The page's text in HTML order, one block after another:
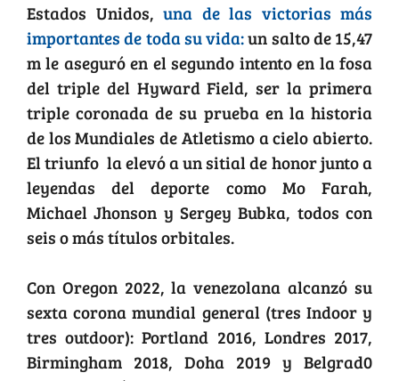
Estados Unidos, una de las victorias más
importantes de toda su vida:un salto de 15,47
m le aseguró en el segundo intento en la fosa
del triple del Hyward Field, ser la primera
triple coronada de su prueba en la historia
de los Mundiales de Atletismo a cielo abierto.
El triunfo la elevó a un sitial de honor junto a
leyendas del deporte como Mo Farah,
Michael Jhonson y Sergey Bubka, todos con
seis o más títulos orbitales.
Con Oregon 2022, la venezolana alcanzó su
sexta corona mundial general (tres Indoor y
tres outdoor): Portland 2016, Londres 2017,
Birmingham 2018, Doha 2019 y Belgrad0